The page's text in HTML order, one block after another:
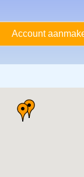
Account